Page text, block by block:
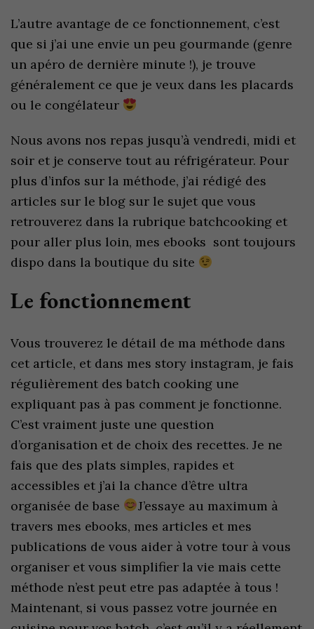
L’autre avantage de ce fonctionnement, c’est
que si j’ai une envie un peu gourmande (genre
un apéro de dernière minute !), je trouve
généralement ce que je veux dans les placards
ou le congélateur
Nous avons nos repas jusqu’à vendredi, midi et
soir et je conserve tout au réfrigérateur. Pour
plus d’infos sur la méthode, j’ai rédigé des
articles sur le blog sur le sujet que vous
retrouverez dans la rubrique batchcooking et
pour aller plus loin, mes ebooks sont toujours
dispo dans la boutique du site
Le fonctionnement
Vous trouverez le détail de ma méthode dans
cet article, et dans mes story instagram, je fais
régulièrement des batch cooking une
expliquant pas à pas comment je fonctionne.
C’est vraiment juste une question
d’organisation et de choix des recettes. Je ne
fais que des plats simples, rapides et
accessibles et j’ai la chance d’être ultra
organisée de base
J’essaye au maximum à
travers mes ebooks, mes articles et mes
publications de vous aider à votre tour à vous
organiser et vous simplifier la vie mais cette
méthode n’est peut etre pas adaptée à tous !
Maintenant, si vous passez votre journée en